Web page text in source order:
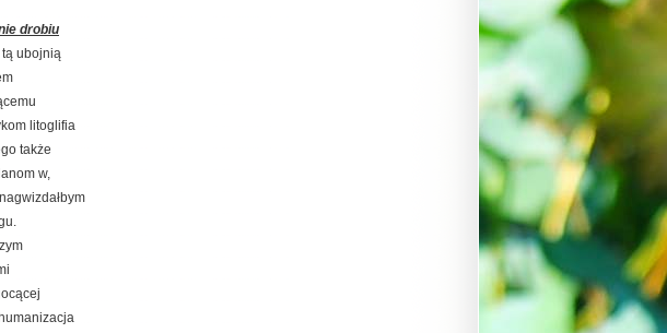
drobiu
tą ubojnią
litoglifia
także
w,